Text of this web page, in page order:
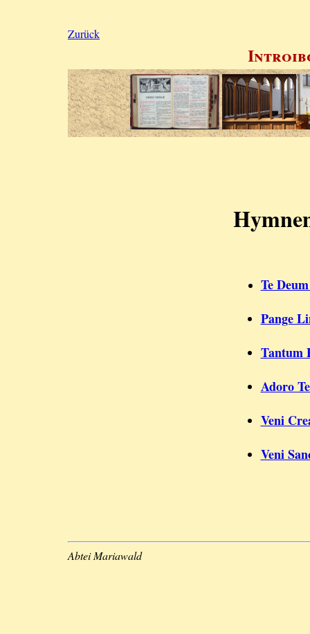
Zurück
Te
Pange
Tantum
Adoro
Veni
Veni
Abtei Mariawald